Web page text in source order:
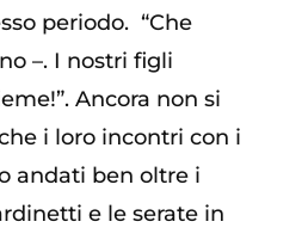
periodo. “Che
–. I nostri figli
Ancora non si
i loro incontri con i
andati ben oltre i
e le serate in